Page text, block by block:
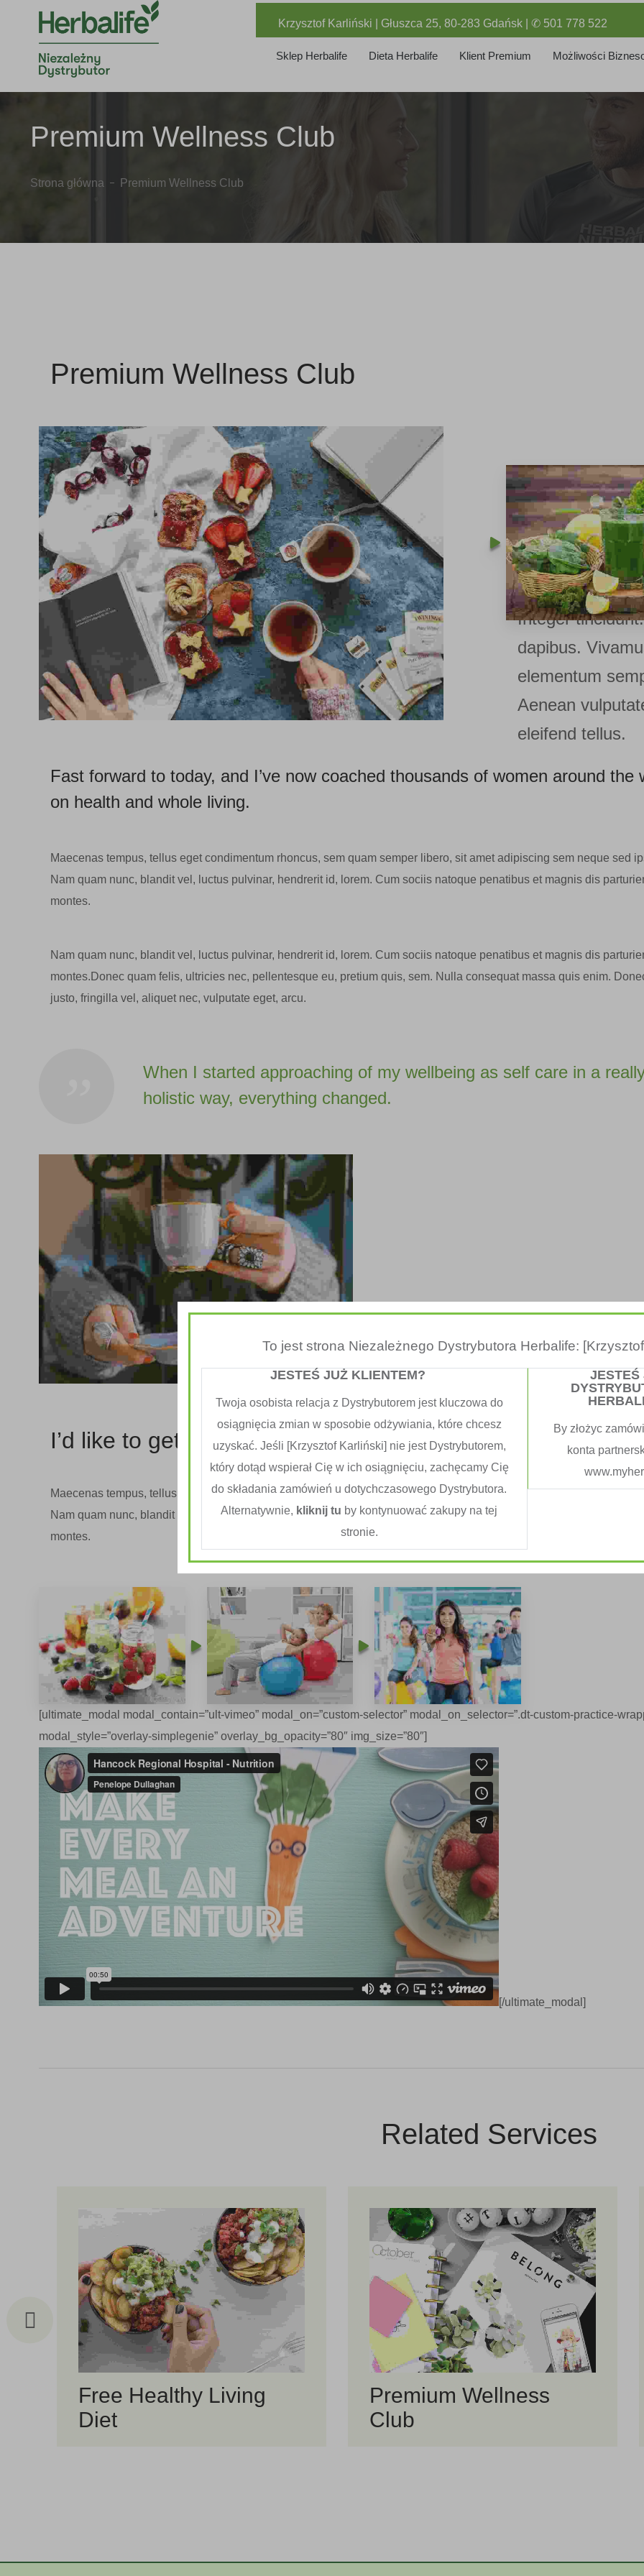
Krzysztof Karliński | Głuszca 25, 80-283 Gdańsk | ✆ 501 778 522
Sklep Herbalife Dieta Herbalife Klient Premium Możliwości
Premium Wellness Club
Strona główna Premium Wellness Club
Premium Wellness Club
In enim justo,
ut, imperdiet a,
venenatis vitae,
Nullam dictum
pede mollis
Integer
dapibus.
elementum
Aenean
eleifend tellus.
Fast forward to today, and I’ve now coached thousands of women around the
on health and whole living.
Maecenas tempus, tellus eget condimentum rhoncus, sem quam semper libero, sit amet adipiscing sem neque sed
Nam quam nunc, blandit vel, luctus pulvinar, hendrerit id, lorem. Cum sociis natoque penatibus et magnis dis
montes.
Nam quam nunc, blandit vel, luctus pulvinar, hendrerit id, lorem. Cum sociis natoque penatibus et magnis dis
montes.Donec quam felis, ultricies nec, pellentesque eu, pretium quis, sem. Nulla consequat massa quis enim.
justo, fringilla vel, aliquet nec, vulputate eget, arcu.
When I started approaching of my wellbeing as self care in a
holistic way, everything changed.
I’d like to get myself care sorted
Maecenas tempus, tellus eget condimentum rhoncus, sem quam semper libero, sit amet adipiscing sem neque sed
Nam quam nunc, blandit vel, luctus pulvinar, hendrerit id, lorem. Cum sociis natoque penatibus et magnis dis
montes.
[ultimate_modal modal_contain=”ult-vimeo” modal_on=”custom-selector” modal_on_selector=”.dt-custom-practice-
modal_style=”overlay-simplegenie” overlay_bg_opacity=”80″ img_size=”80″]
[/ultimate_modal]
Related Services
Free Healthy Living
Diet
Premium Wellness
Club
To jest strona Niezależnego Dystrybutora Herbalife:
JESTEŚ JUŻ KLIENTEM?
Twoja osobista relacja z Dystrybutorem jest kluczowa do
osiągnięcia zmian w sposobie odżywiania, które chcesz
uzyskać. Jeśli [Krzysztof Karliński] nie jest Dystrybutorem,
który dotąd wspierał Cię w ich osiągnięciu, zachęcamy Cię
do składania zamówień u dotychczasowego Dystrybutora.
Alternatywnie, kliknij tu by kontynuować zakupy na tej
stronie.
JESTEŚ
By złożyc
konta